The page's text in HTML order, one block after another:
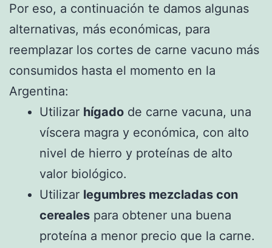
Por eso, a continuación te damos algunas
alternativas, más económicas, para
reemplazar los cortes de carne vacuno más
consumidos hasta el momento en la
Argentina:
Utilizar hígado de carne vacuna, una
víscera magra y económica, con alto
nivel de hierro y proteínas de alto
valor biológico.
Utilizar legumbres mezcladas con
cereales para obtener una buena
proteína a menor precio que la carne.